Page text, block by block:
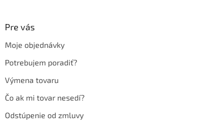
Pre vás
Moje objednávky
Potrebujem poradiť?
Výmena tovaru
Čo ak mi tovar nesedí?
Odstúpenie od zmluvy